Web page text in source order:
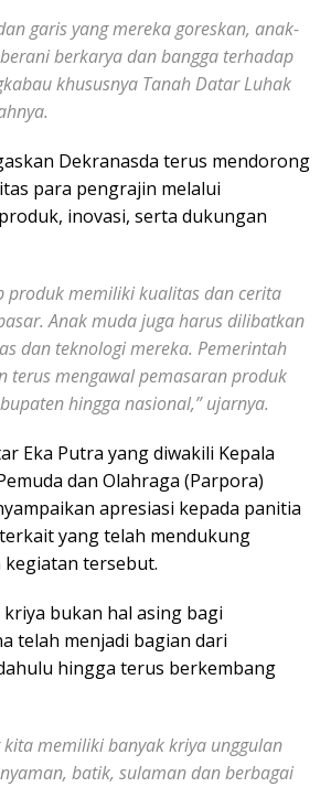
garis yang mereka goreskan, anak-
berkarya dan bangga terhadap
khususnya Tanah Datar Luhak
Dekranasda terus mendorong
para pengrajin melalui
inovasi, serta dukungan
produk memiliki kualitas dan cerita
Anak muda juga harus dilibatkan
dan teknologi mereka. Pemerintah
terus mengawal pemasaran produk
hingga nasional,” ujarnya.
Eka Putra yang diwakili Kepala
dan Olahraga (Parpora)
apresiasi kepada panitia
yang telah mendukung
tersebut.
bukan hal asing bagi
telah menjadi bagian dari
hingga terus berkembang
kita memiliki banyak kriya unggulan
batik, sulaman dan berbagai